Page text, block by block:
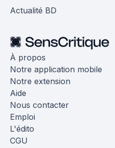
Actualité BD
À propos
Notre application mobile
Notre extension
Aide
Nous contacter
Emploi
L'édito
CGU